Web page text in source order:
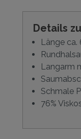
Details
Länge ca.
Langarm
Schmale
76%